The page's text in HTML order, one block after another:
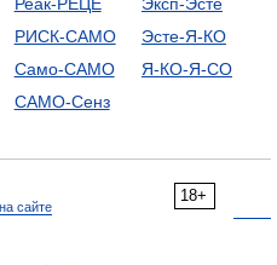
РИСК-САМО
Само-САМО
САМО-Сенз
Эсте-Я-КО
Я-КО-Я-СО
18+
сайте